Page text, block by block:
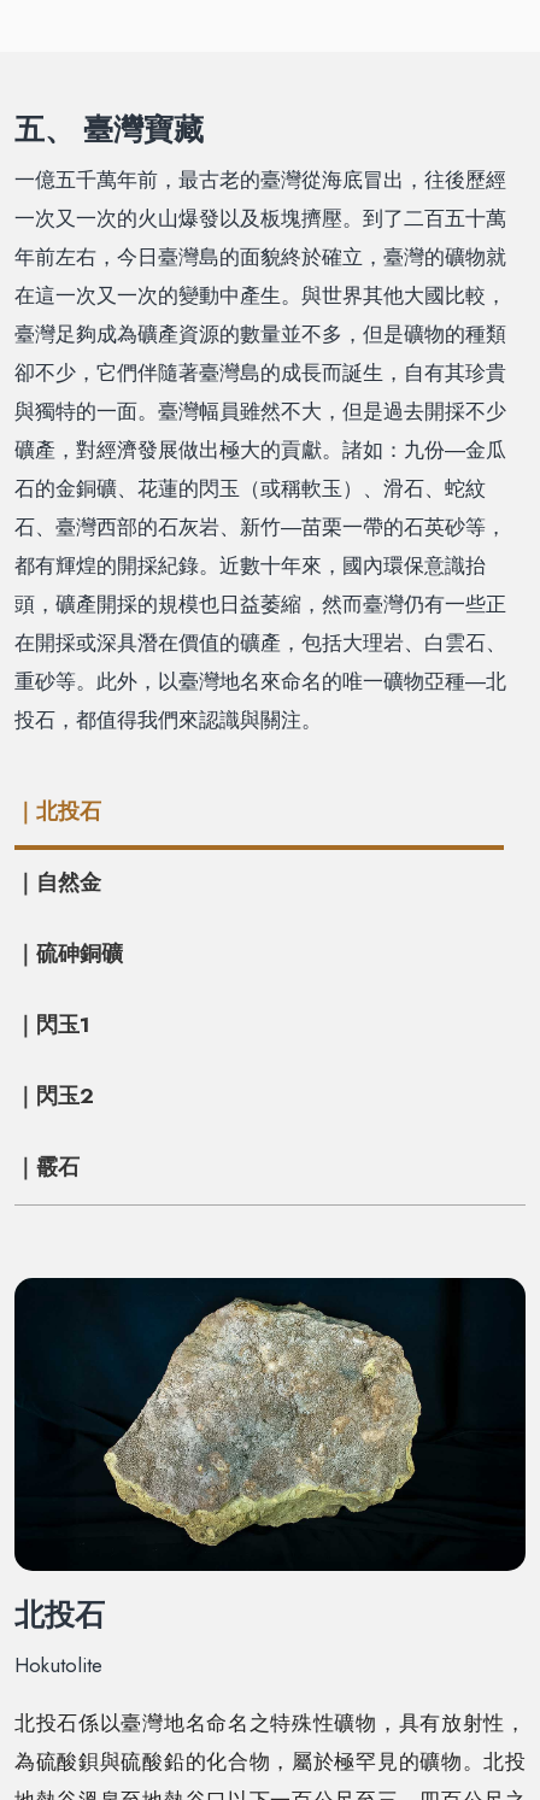
五、 臺灣寶藏
一億五千萬年前，最古老的臺灣從海底冒出，往後歷經
一次又一次的火山爆發以及板塊擠壓。到了二百五十萬
年前左右，今日臺灣島的面貌終於確立，臺灣的礦物就
在這一次又一次的變動中產生。與世界其他大國比較，
臺灣足夠成為礦產資源的數量並不多，但是礦物的種類
卻不少，它們伴隨著臺灣島的成長而誕生，自有其珍貴
與獨特的一面。臺灣幅員雖然不大，但是過去開採不少
礦產，對經濟發展做出極大的貢獻。諸如：九份―金瓜
石的金銅礦、花蓮的閃玉（或稱軟玉）、滑石、蛇紋
石、臺灣西部的石灰岩、新竹―苗栗一帶的石英砂等，
都有輝煌的開採紀錄。近數十年來，國內環保意識抬
頭，礦產開採的規模也日益萎縮，然而臺灣仍有一些正
在開採或深具潛在價值的礦產，包括大理岩、白雲石、
重砂等。此外，以臺灣地名來命名的唯一礦物亞種―北
投石，都值得我們來認識與關注。
｜北投石
｜自然金
｜硫砷銅礦
｜閃玉1
｜閃玉2
｜霰石
北投石
Hokutolite
北投石係以臺灣地名命名之特殊性礦物，具有放射性，
為硫酸鋇與硫酸鉛的化合物，屬於極罕見的礦物。北投